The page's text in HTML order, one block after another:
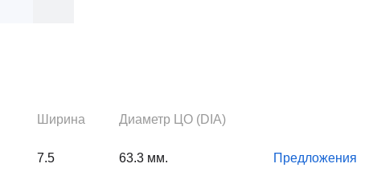
Ширина Диаметр ЦО (DIA)
7.5 63.3 мм. Предложения